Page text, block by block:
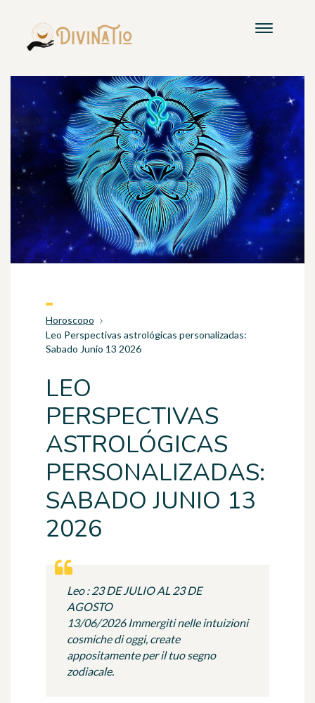
Horoscopo
Leo Perspectivas astrológicas personalizadas:
Sabado Junio 13 2026
LEO
PERSPECTIVAS
ASTROLÓGICAS
PERSONALIZADAS:
SABADO JUNIO 13
2026
Leo : 23 DE JULIO AL 23 DE
AGOSTO
13/06/2026 Immergiti nelle intuizioni
cosmiche di oggi, create
appositamente per il tuo segno
zodiacale.